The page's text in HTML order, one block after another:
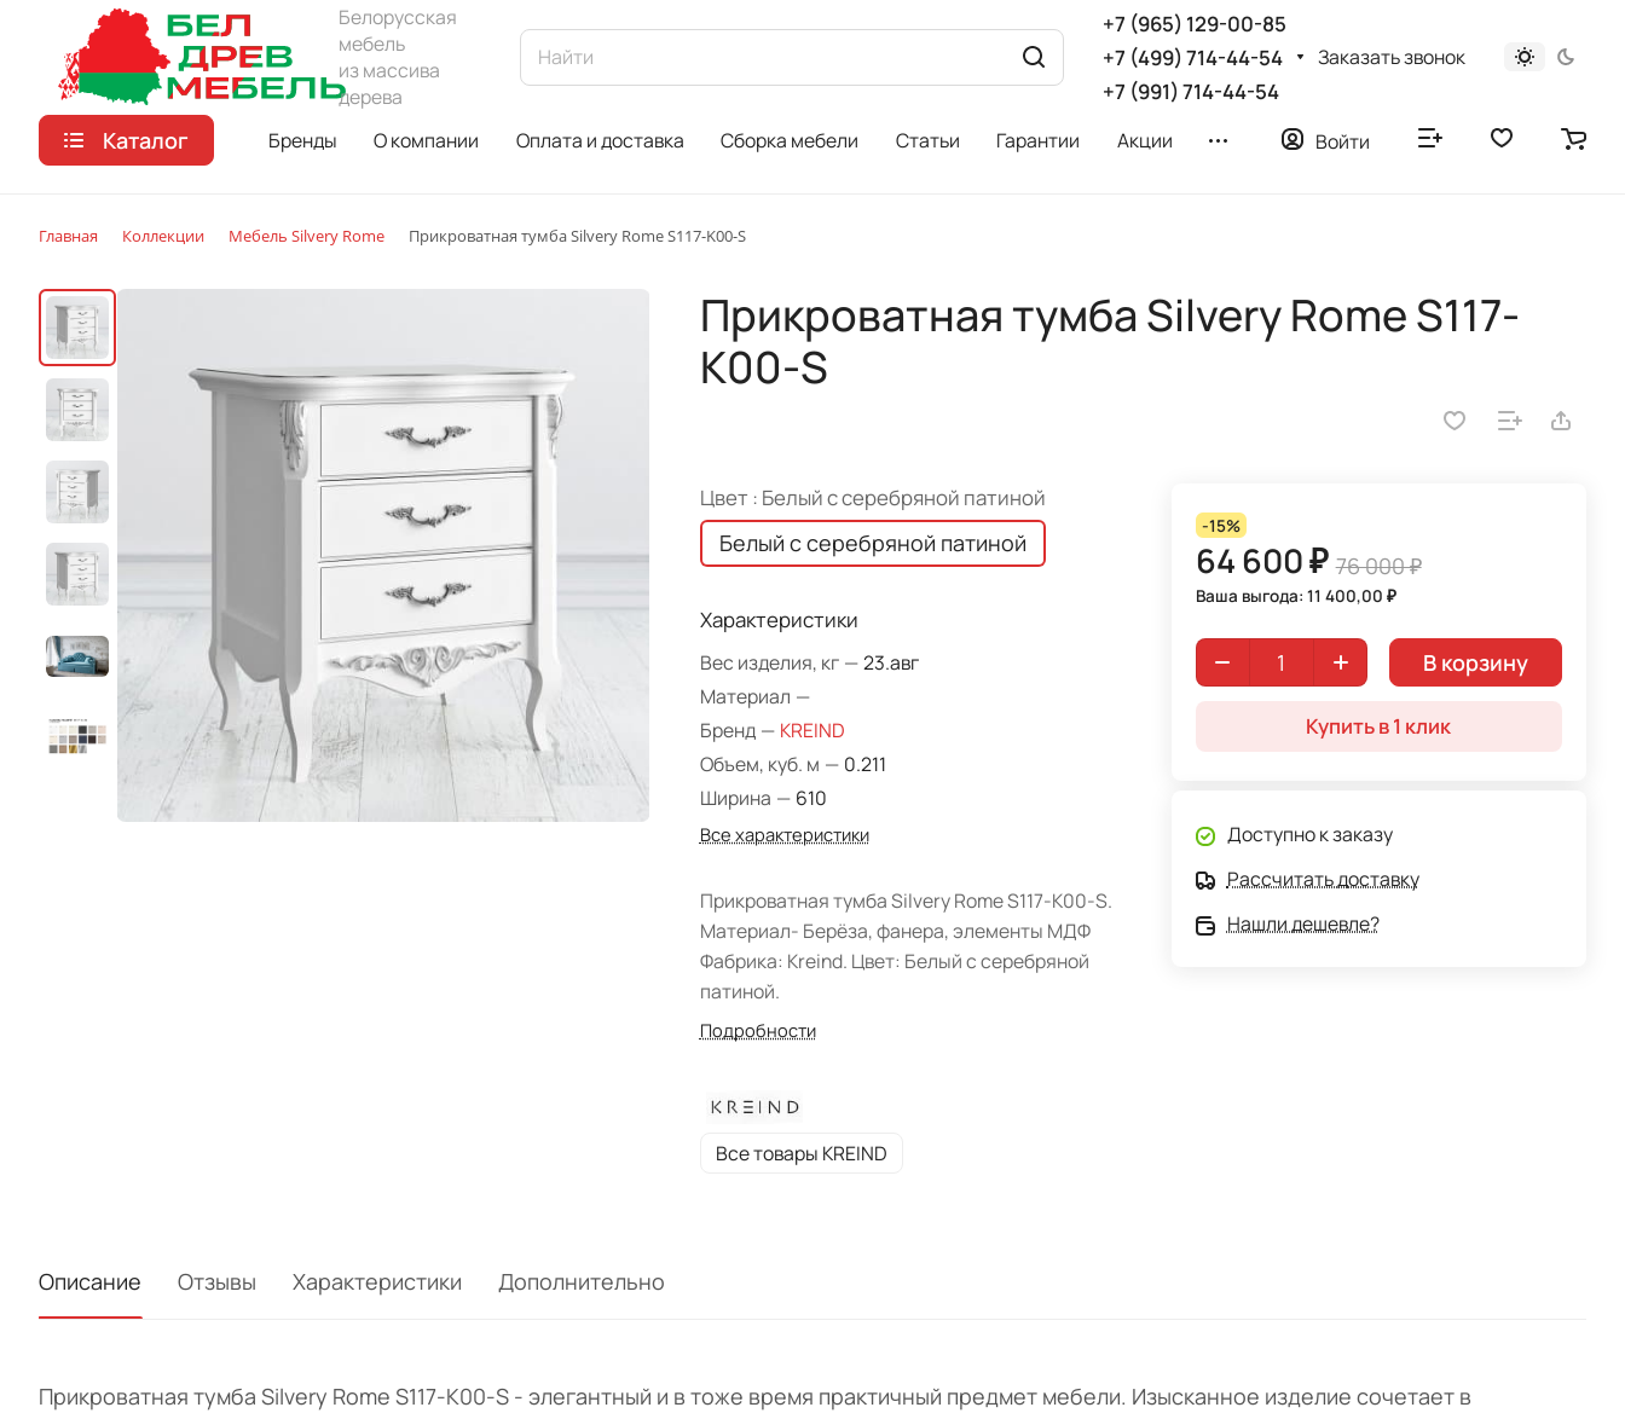
Белорусская
мебель
из массива
дерева
+7 (965) 129-00-85
+7 (499) 714-44-54
+7 (991) 714-44-54
Заказать звонок
Каталог Бренды О компании Оплата и доставка Сборка мебели Статьи Гарантии Акции Войти
Главная Коллекции Мебель Silvery Rome Прикроватная тумба Silvery Rome S117-K00-S
Прикроватная тумба Silvery Rome S117-
K00-S
Цвет : Белый с серебряной патиной
Белый с серебряной патиной
Характеристики
Вес изделия, кг —23.авг
Материал —
Бренд — KREIND
Объем, куб. м — 0.211
Ширина — 610
Все характеристики
Прикроватная тумба Silvery Rome S117-K00-S.
Материал- Берёза, фанера, элементы МДФ
Фабрика: Kreind. Цвет: Белый с серебряной
патиной.
Подробности
Все товары KREIND
-15%
64 600 ₽ 76 000 ₽
Ваша выгода: 11 400,00 ₽
В корзину
Купить в 1 клик
Доступно к заказу
Рассчитать доставку
Нашли дешевле?
Описание Отзывы Характеристики Дополнительно
Прикроватная тумба Silvery Rome S117-K00-S - элегантный и в тоже время практичный предмет мебели. Изысканное изделие сочетает в